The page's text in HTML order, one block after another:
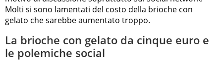
Molti si sono lamentati del costo della brioche con
gelato che sarebbe aumentato troppo.
La brioche con gelato da cinque euro e
le polemiche social